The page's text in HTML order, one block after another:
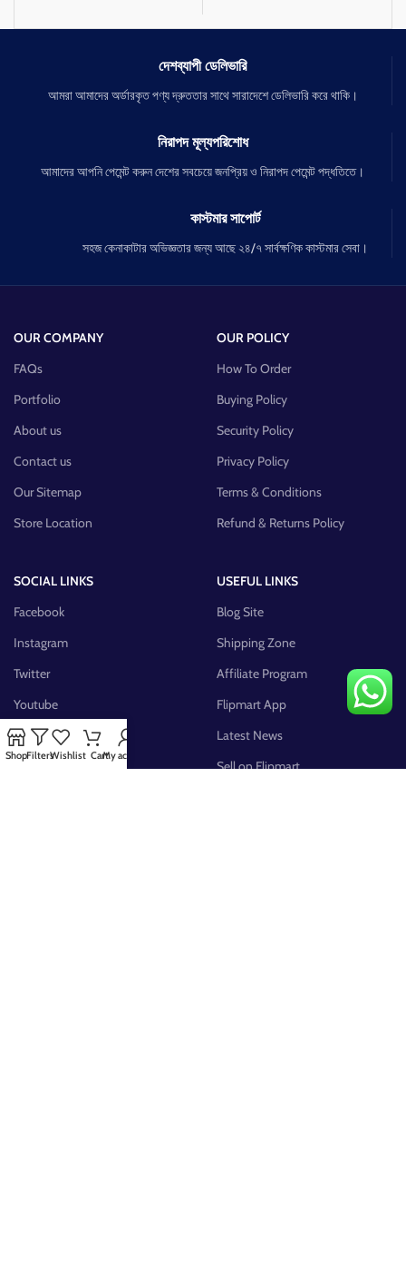
দেশব্যাপী ডেলিভারি
আমরা আমাদের অর্ডারকৃত পণ্য দ্রুততার সাথে সারাদেশে ডেলিভারি করে থাকি।
নিরাপদ মূল্যপরিশোধ
আমাদের আপনি পেমেন্ট করুন দেশের সবচেয়ে জনপ্রিয় ও নিরাপদ পেমেন্ট পদ্ধতিতে।
কাস্টমার সাপোর্ট
সহজ কেনাকাটার অভিজ্ঞতার জন্য আছে ২৪/৭ সার্বক্ষণিক কাস্টমার সেবা।
OUR COMPANY
FAQs
Portfolio
About us
Contact us
Our Sitemap
Store Location
OUR POLICY
How To Order
Buying Policy
Security Policy
Privacy Policy
Terms & Conditions
Refund & Returns Policy
SOCIAL LINKS
Facebook
Instagram
Twitter
Youtube
Pinterest
FB Group
USEFUL LINKS
Blog Site
Shipping Zone
Affiliate Program
Flipmart App
Latest News
Sell on Flipmart
ShopFiltersWishlist CartMy account